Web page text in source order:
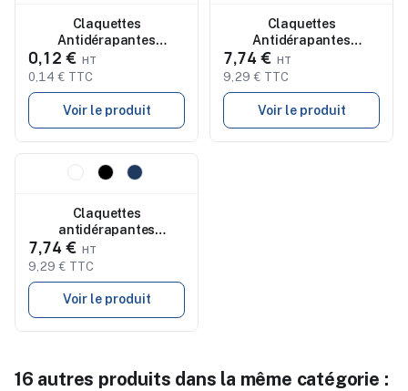
Claquettes
Antidérapantes
Personnalisées Confort
Optimal pas cher -
KOLAM
0,12 €
0,14 € TTC
Voir le produit
Claquettes
Antidérapantes
Personnalisées 42/43
KOLAM
7,74 €
9,29 € TTC
Voir le produit
Nouveau
Claquettes
antidérapantes
personnalisées 46/47
pas cher KOLAM
7,74 €
9,29 € TTC
Voir le produit
16 autres produits dans la même catégorie :